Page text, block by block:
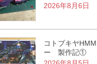
2026年8月6日
コトブキヤ
ー 製作記①